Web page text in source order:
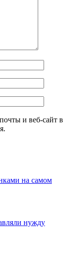
и веб-сайт в
на самом
нужду